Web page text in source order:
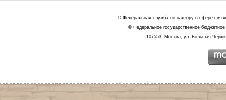
© Федеральная служба по надзору в сфере
© Федеральное государственное
107553, Москва, ул. Большая